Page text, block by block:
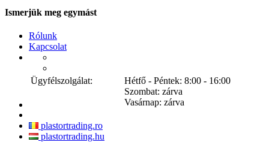
Ismerjük meg egymást
Rólunk
Kapcsolat
Ügyfélszolgálat:
Hétfő - Péntek: 8:00 - 16:00
Szombat: zárva
Vasárnap: zárva
plastortrading.ro
plastortrading.hu